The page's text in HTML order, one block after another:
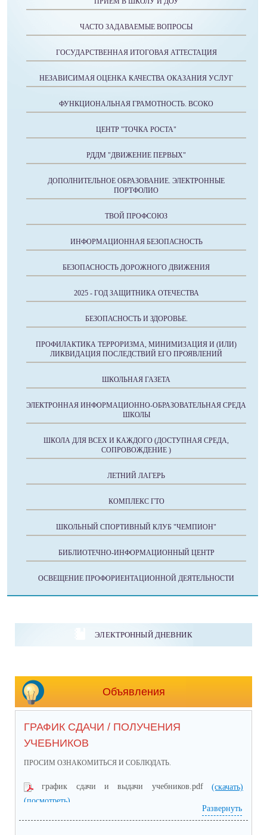
ЧАСТО ЗАДАВАЕМЫЕ ВОПРОСЫ
ГОСУДАРСТВЕННАЯ ИТОГОВАЯ АТТЕСТАЦИЯ
НЕЗАВИСИМАЯ ОЦЕНКА КАЧЕСТВА ОКАЗАНИЯ УСЛУГ
ФУНКЦИОНАЛЬНАЯ ГРАМОТНОСТЬ. ВСОКО
ЦЕНТР "ТОЧКА РОСТА"
РДДМ "ДВИЖЕНИЕ ПЕРВЫХ"
ДОПОЛНИТЕЛЬНОЕ ОБРАЗОВАНИЕ. ЭЛЕКТРОННЫЕ
ПОРТФОЛИО
ТВОЙ ПРОФСОЮЗ
ИНФОРМАЦИОННАЯ БЕЗОПАСНОСТЬ
БЕЗОПАСНОСТЬ ДОРОЖНОГО ДВИЖЕНИЯ
2025 - ГОД ЗАЩИТНИКА ОТЕЧЕСТВА
БЕЗОПАСНОСТЬ И ЗДОРОВЬЕ.
ПРОФИЛАКТИКА ТЕРРОРИЗМА, МИНИМИЗАЦИЯ И (ИЛИ)
ЛИКВИДАЦИЯ ПОСЛЕДСТВИЙ ЕГО ПРОЯВЛЕНИЙ
ШКОЛЬНАЯ ГАЗЕТА
ЭЛЕКТРОННАЯ ИНФОРМАЦИОННО-ОБРАЗОВАТЕЛЬНАЯ СРЕДА
ШКОЛЫ
ШКОЛА ДЛЯ ВСЕХ И КАЖДОГО (ДОСТУПНАЯ СРЕДА,
СОПРОВОЖДЕНИЕ )
ЛЕТНИЙ ЛАГЕРЬ
КОМПЛЕКС ГТО
ШКОЛЬНЫЙ СПОРТИВНЫЙ КЛУБ "ЧЕМПИОН"
БИБЛИОТЕЧНО-ИНФОРМАЦИОННЫЙ ЦЕНТР
ОСВЕЩЕНИЕ ПРОФОРИЕНТАЦИОННОЙ ДЕЯТЕЛЬНОСТИ
ЭЛЕКТРОННЫЙ ДНЕВНИК
Объявления
ГРАФИК СДАЧИ / ПОЛУЧЕНИЯ
УЧЕБНИКОВ
ПРОСИМ ОЗНАКОМИТЬСЯ И СОБЛЮДАТЬ.
график сдачи и выдачи учебников.pdf(скачать)
(посмотреть)
Развернуть